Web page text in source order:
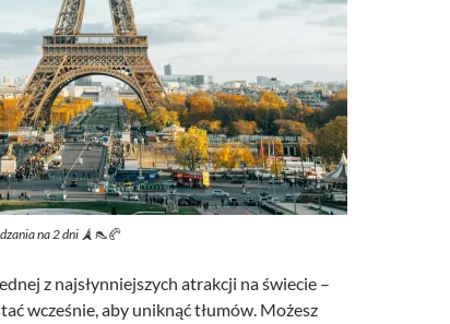
na 2 dni 🗼👠🥐
z najsłynniejszych atrakcji na świecie –
wcześnie, aby uniknąć tłumów. Możesz